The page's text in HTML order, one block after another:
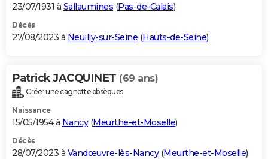
23/07/1931 à Sallaumines (Pas-de-Calais)
Décès
27/08/2023 à Neuilly-sur-Seine (Hauts-de-Seine)
Patrick JACQUINET (69 ans)
Créer une cagnotte obsèques
Naissance
15/05/1954 à Nancy(Meurthe-et-Moselle)
Décès
28/07/2023 à Vandœuvre-lès-Nancy(Meurthe-et-Moselle)